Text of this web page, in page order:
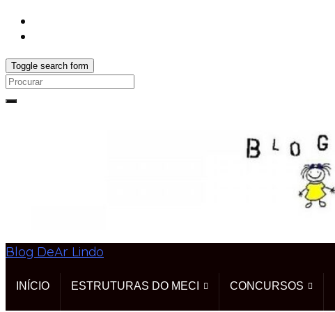
Toggle search form
Search
Blog DeAr Lindo
INÍCIO ESTRUTURAS DO MECI CONCURSOS